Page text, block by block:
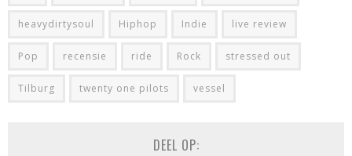
heavydirtysoul Hiphop Indie live review
Pop recensie ride Rock stressed out
Tilburg twenty one pilots vessel
DEEL OP: